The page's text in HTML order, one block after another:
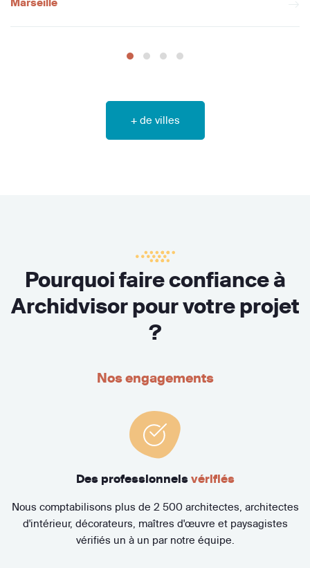
+ de villes
Pourquoi faire confiance à
Archidvisor pour votre projet
?
Nos engagements
Des professionnels vérifiés
Nous comptabilisons plus de 2 500 architectes, architectes
d'intérieur, décorateurs, maîtres d'œuvre et paysagistes
vérifiés un à un par notre équipe.